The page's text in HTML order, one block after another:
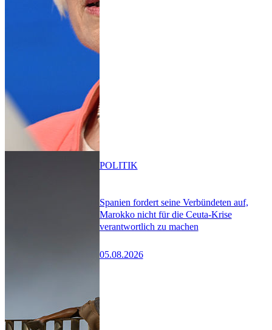
Spanien fordert seine Verbündeten auf,
Marokko nicht für die Ceuta-Krise
verantwortlich zu machen
05.08.2026
POLITIK